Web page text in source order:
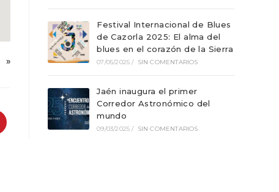
»
Festival Internacional de Blues
de Cazorla 2025: El alma del
blues en el corazón de la Sierra
07/05/2025 / SIN COMENTARIOS
Jaén inaugura el primer
Corredor Astronómico del
mundo
09/03/2025 / SIN COMENTARIOS